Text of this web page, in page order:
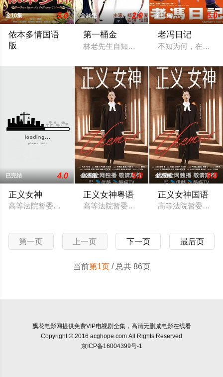
全10集 5.0
侬本多情国语
版
全30集 2.0
第一桶金
林老先生自知身患绝症命不久矣，于是找
全11集 5.0
老冯日记
不知为何，在冯德
已完结 4.0
正义女神
高等法院暂委法官言惠知（佘诗曼 饰）正值事业高峰，但一宗
全25集 5.0
正义女神粤语
高等法院暂委法官言惠知（佘诗曼 饰）
全25集 9.0
正义女神国语
高等法院暂委法官
第一页 上一页 下一页 最后页
当前第1页/ 总共 86页
飘花电影网提供免费VIP电视剧全集，高清无删减电影在线看
Copyright © 2016 acghope.com All Rights Reserved
京ICP备16004399号-1